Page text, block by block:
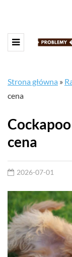
Strona główna »
cena
cena
2026-07-01